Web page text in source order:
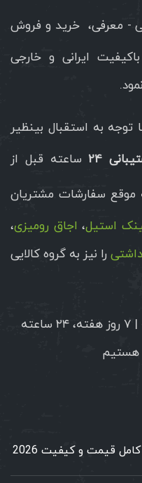
- معرفی، خرید و فروش
باکیفیت ایرانی و خارجی
توجه به استقبال بینظیر
24 ساعته قبل از
موقع سفارشات مشتریان
استیل، اجاق رومیزی،
را نیز به گروه کالایی
تلفن پشتیبانی 6186748- 0919 | ۷ روز هفته، ۲۴ ساعته
هستیم
قیمت و کیفیت 2026